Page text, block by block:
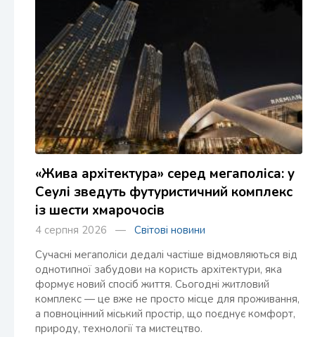
«Жива архітектура» серед мегаполіса: у
Сеулі зведуть футуристичний комплекс
із шести хмарочосів
4 серпня 2026 — Світові новини
Сучасні мегаполіси дедалі частіше відмовляються від
однотипної забудови на користь архітектури, яка
формує новий спосіб життя. Сьогодні житловий
комплекс — це вже не просто місце для проживання,
а повноцінний міський простір, що поєднує комфорт,
природу, технології та мистецтво.